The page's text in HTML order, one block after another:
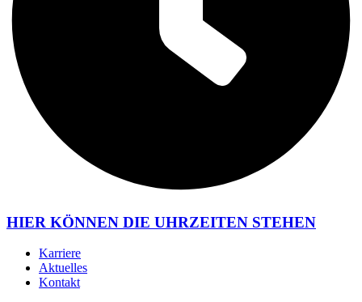
HIER KÖNNEN DIE UHRZEITEN STEHEN
Karriere
Aktuelles
Kontakt